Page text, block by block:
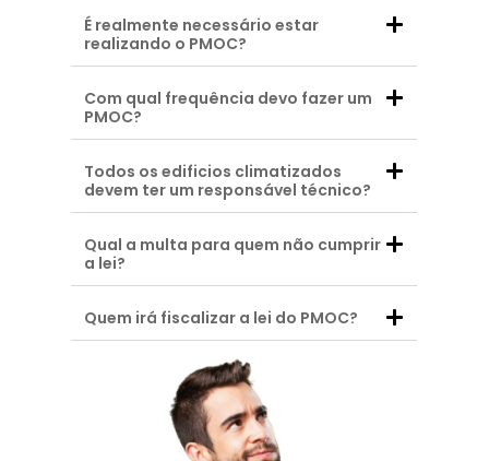
É realmente necessário estar
realizando o PMOC?
Com qual frequência devo fazer um
PMOC?
Todos os edificios climatizados
devem ter um responsável técnico?
Qual a multa para quem não cumprir
a lei?
Quem irá fiscalizar a lei do PMOC?